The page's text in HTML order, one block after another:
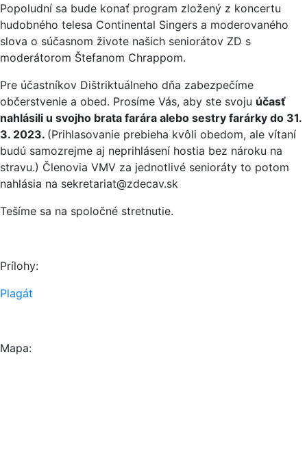
Popoludní sa bude konať program zložený z koncertu
hudobného telesa Continental Singers a moderovaného
slova o súčasnom živote našich seniorátov ZD s
moderátorom Štefanom Chrappom.
Pre účastníkov Dištriktuálneho dňa zabezpečíme
občerstvenie a obed. Prosíme Vás, aby ste svoju účasť
nahlásili u svojho brata farára alebo sestry farárky do 31.
3. 2023. (Prihlasovanie prebieha kvôli obedom, ale vítaní
budú samozrejme aj neprihlásení hostia bez nároku na
stravu.) Členovia VMV za jednotlivé senioráty to potom
nahlásia na sekretariat@zdecav.sk
Tešíme sa na spoločné stretnutie.
Prílohy:
Plagát
Mapa: